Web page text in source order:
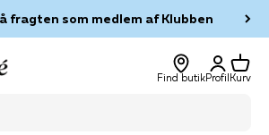
fragten som medlem af Klubben
Find butik
Log ind
Profil
Kurv
Kurv